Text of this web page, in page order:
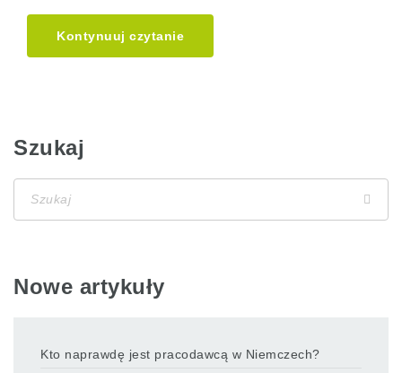
Kontynuuj czytanie
Szukaj
Nowe artykuły
Kto naprawdę jest pracodawcą w Niemczech?